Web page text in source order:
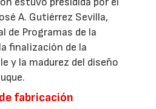
A. Gutiérrez Sevilla,
de Programas de la
finalización de la
y la madurez del diseño
fabricación